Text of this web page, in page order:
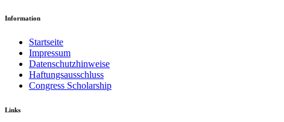
Information
Startseite
Impressum
Datenschutzhinweise
Haftungsausschluss
Congress Scholarship
Links